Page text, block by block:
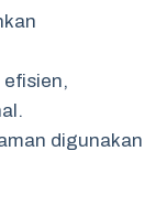
efisien,
digunakan